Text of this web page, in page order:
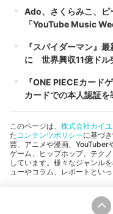
Ado、さくらみこ、ピ
「YouTube Music
『スパイダーマン』
に 世界興収11億ドル
『ONE PIECEカード
カードでの本人認証を
このページは、 株式会社カイ
た コンテンツポリシーに基づ
芸、アニメや漫画、YouTuber
ゲーム、ヒップホップ、テク
しています。様々なジャンル
ューやコラム、レポートとい